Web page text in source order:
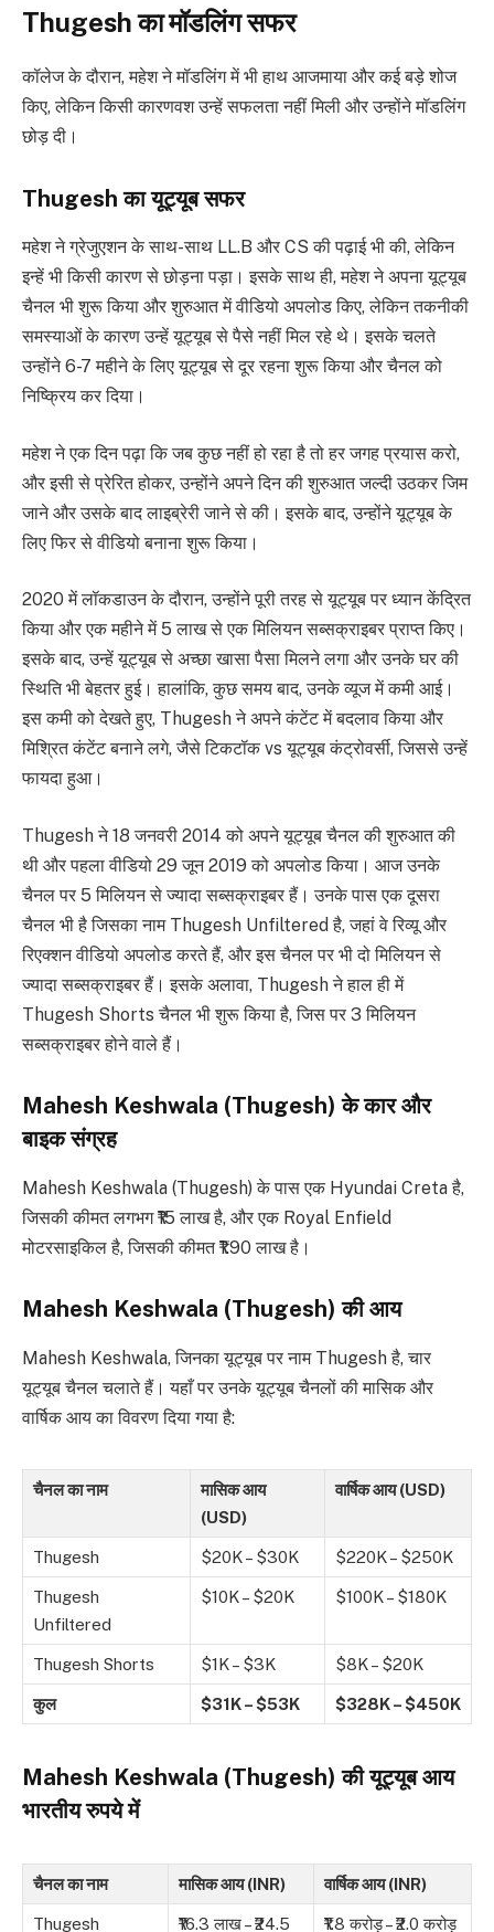
Thugesh का मॉडलिंग सफर
कॉलेज के दौरान, महेश ने मॉडलिंग में भी हाथ आजमाया और कई बड़े शोज
किए, लेकिन किसी कारणवश उन्हें सफलता नहीं मिली और उन्होंने मॉडलिंग
छोड़ दी।
Thugesh का यूट्यूब सफर
महेश ने ग्रेजुएशन के साथ-साथ LL.B और CS की पढ़ाई भी की, लेकिन
इन्हें भी किसी कारण से छोड़ना पड़ा। इसके साथ ही, महेश ने अपना यूट्यूब
चैनल भी शुरू किया और शुरुआत में वीडियो अपलोड किए, लेकिन तकनीकी
समस्याओं के कारण उन्हें यूट्यूब से पैसे नहीं मिल रहे थे। इसके चलते
उन्होंने 6-7 महीने के लिए यूट्यूब से दूर रहना शुरू किया और चैनल को
निष्क्रिय कर दिया।
महेश ने एक दिन पढ़ा कि जब कुछ नहीं हो रहा है तो हर जगह प्रयास करो,
और इसी से प्रेरित होकर, उन्होंने अपने दिन की शुरुआत जल्दी उठकर जिम
जाने और उसके बाद लाइब्रेरी जाने से की। इसके बाद, उन्होंने यूट्यूब के
लिए फिर से वीडियो बनाना शुरू किया।
2020 में लॉकडाउन के दौरान, उन्होंने पूरी तरह से यूट्यूब पर ध्यान केंद्रित
किया और एक महीने में 5 लाख से एक मिलियन सब्सक्राइबर प्राप्त किए।
इसके बाद, उन्हें यूट्यूब से अच्छा खासा पैसा मिलने लगा और उनके घर की
स्थिति भी बेहतर हुई। हालांकि, कुछ समय बाद, उनके व्यूज में कमी आई।
इस कमी को देखते हुए, Thugesh ने अपने कंटेंट में बदलाव किया और
मिश्रित कंटेंट बनाने लगे, जैसे टिकटॉक vs यूट्यूब कंट्रोवर्सी, जिससे उन्हें
फायदा हुआ।
Thugesh ने 18 जनवरी 2014 को अपने यूट्यूब चैनल की शुरुआत की
थी और पहला वीडियो 29 जून 2019 को अपलोड किया। आज उनके
चैनल पर 5 मिलियन से ज्यादा सब्सक्राइबर हैं। उनके पास एक दूसरा
चैनल भी है जिसका नाम Thugesh Unfiltered है, जहां वे रिव्यू और
रिएक्शन वीडियो अपलोड करते हैं, और इस चैनल पर भी दो मिलियन से
ज्यादा सब्सक्राइबर हैं। इसके अलावा, Thugesh ने हाल ही में
Thugesh Shorts चैनल भी शुरू किया है, जिस पर 3 मिलियन
सब्सक्राइबर होने वाले हैं।
Mahesh Keshwala (Thugesh) के कार और
बाइक संग्रह
Mahesh Keshwala (Thugesh) के पास एक Hyundai Creta है,
जिसकी कीमत लगभग ₹15 लाख है, और एक Royal Enfield
मोटरसाइकिल है, जिसकी कीमत ₹1.90 लाख है।
Mahesh Keshwala (Thugesh) की आय
Mahesh Keshwala, जिनका यूट्यूब पर नाम Thugesh है, चार
यूट्यूब चैनल चलाते हैं। यहाँ पर उनके यूट्यूब चैनलों की मासिक और
वार्षिक आय का विवरण दिया गया है:
चैनल का नाम
मासिक आय
(USD)
वार्षिक आय (USD)
Thugesh $20K – $30K $220K – $250K
Thugesh
Unfiltered
$10K – $20K $100K – $180K
Thugesh Shorts $1K – $3K $8K – $20K
कुल $31K – $53K $328K – $450K
Mahesh Keshwala (Thugesh) की यूट्यूब आय
भारतीय रुपये में
चैनल का नाम मासिक आय (INR) वार्षिक आय (INR)
Thugesh ₹16.3 लाख – ₹24.5 ₹1.8 करोड़ – ₹2.0 करोड़